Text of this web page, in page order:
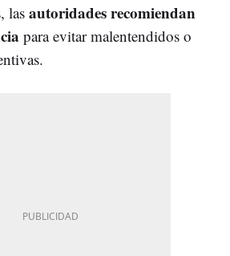
las autoridades recomiendan
para evitar malentendidos o